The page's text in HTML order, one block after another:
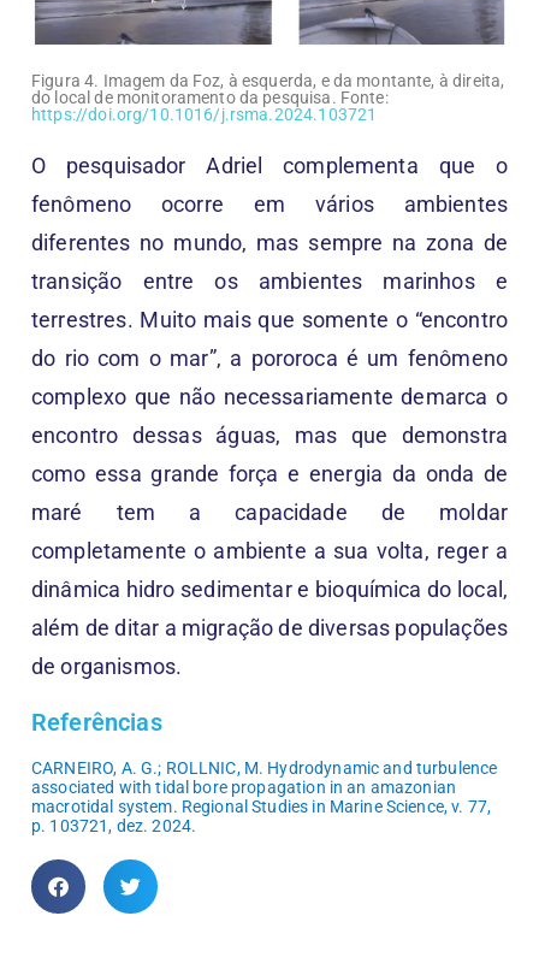
Figura 4. Imagem da Foz, à esquerda, e da montante, à direita,
do local de monitoramento da pesquisa. Fonte:
https://doi.org/10.1016/j.rsma.2024.103721
O pesquisador Adriel complementa que o
fenômeno ocorre em vários ambientes
diferentes no mundo, mas sempre na zona de
transição entre os ambientes marinhos e
terrestres. Muito mais que somente o “encontro
do rio com o mar”, a pororoca é um fenômeno
complexo que não necessariamente demarca o
encontro dessas águas, mas que demonstra
como essa grande força e energia da onda de
maré tem a capacidade de moldar
completamente o ambiente a sua volta, reger a
dinâmica hidro sedimentar e bioquímica do local,
além de ditar a migração de diversas populações
de organismos.
Referências
CARNEIRO, A. G.; ROLLNIC, M. Hydrodynamic and turbulence
associated with tidal bore propagation in an amazonian
macrotidal system. Regional Studies in Marine Science, v. 77,
p. 103721, dez. 2024.